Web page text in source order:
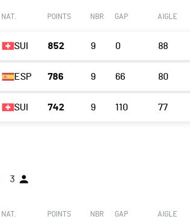
NAT. POINTS NBR GAP AIGLE
SUI 852 9 0 88
ESP 786 9 66 80
SUI 742 9 110 77
3
NAT. POINTS NBR GAP AIGLE